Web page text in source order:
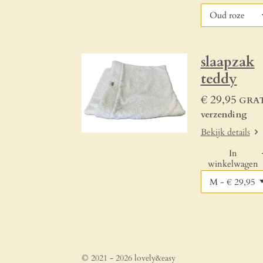
slaapzak
teddy
€ 29,95
verzending
Bekijk details
In
winkelwagen
© 2021 - 2026 lovely&easy